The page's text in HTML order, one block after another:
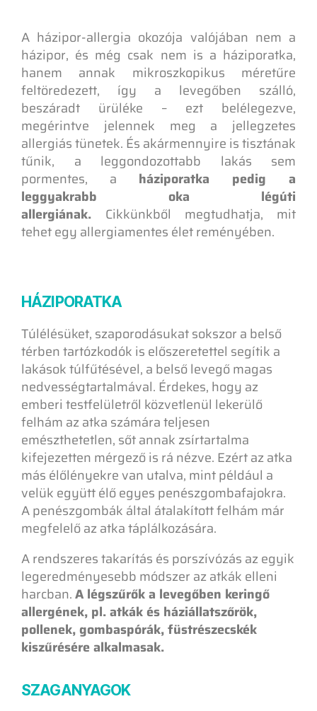
A házipor-allergia okozója valójában nem a
házipor, és még csak nem is a háziporatka,
hanem annak mikroszkopikus méretűre
feltöredezett, így a levegőben szálló,
beszáradt ürüléke – ezt belélegezve,
megérintve jelennek meg a jellegzetes
allergiás tünetek. És akármennyire is tisztának
tűnik, a leggondozottabb lakás sem
pormentes, a háziporatka pedig a
leggyakrabb oka légúti
allergiának. Cikkünkből megtudhatja, mit
tehet egy allergiamentes élet reményében.
HÁZIPORATKA
Túlélésüket, szaporodásukat sokszor a belső
térben tartózkodók is előszeretettel segítik a
lakások túlfűtésével, a belső levegő magas
nedvességtartalmával. Érdekes, hogy az
emberi testfelületről közvetlenül lekerülő
felhám az atka számára teljesen
emészthetetlen, sőt annak zsírtartalma
kifejezetten mérgező is rá nézve. Ezért az atka
más élőlényekre van utalva, mint például a
velük együtt élő egyes penészgombafajokra.
A penészgombák által átalakított felhám már
megfelelő az atka táplálkozására.
A rendszeres takarítás és porszívózás az egyik
legeredményesebb módszer az atkák elleni
harcban.A légszűrők a levegőben keringő
allergének, pl. atkák és háziállatszőrök,
pollenek, gombaspórák, füstrészecskék
kiszűrésére alkalmasak.
SZAGANYAGOK